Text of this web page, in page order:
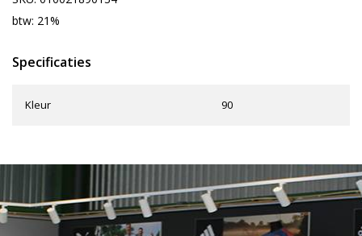
btw: 21%
Specificaties
Kleur 90